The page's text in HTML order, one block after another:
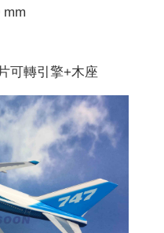
mm
可轉引擎+木座